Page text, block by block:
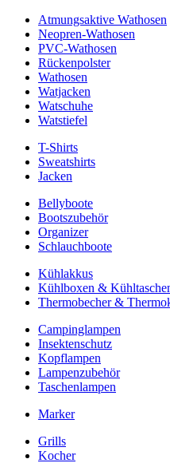
Atmungsaktive Wathosen
Neopren-Wathosen
PVC-Wathosen
Rückenpolster
Wathosen
Watjacken
Watschuhe
Watstiefel
T-Shirts
Sweatshirts
Jacken
Bellyboote
Bootszubehör
Organizer
Schlauchboote
Kühlakkus
Kühlboxen &
Thermobecher &
Campinglampen
Insektenschutz
Kopflampen
Lampenzubehör
Taschenlampen
Marker
Grills
Kocher